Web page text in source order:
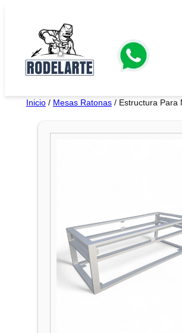
contenido
Inicio/ Mesas Ratonas/ Estructura Para